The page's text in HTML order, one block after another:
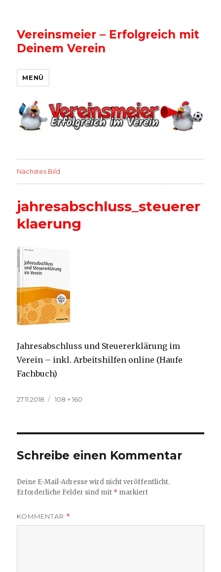
Vereinsmeier – Erfolgreich mit
Deinem Verein
MENÜ
Nächstes Bild
jahresabschluss_steuerer
klaerung
Jahresabschluss und Steuererklärung im
Verein – inkl. Arbeitshilfen online (Haufe
Fachbuch)
Veröffentlicht
27.11.2018
Volle
108 × 160
Schreibe einen Kommentar
Deine E-Mail-Adresse wird nicht veröffentlicht.
Erforderliche Felder sind mit * markiert
KOMMENTAR *